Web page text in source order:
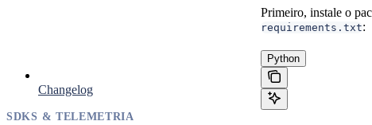
Changelog
SDKS & TELEMETRIA
Primeiro, instale o
requirements.txt:
Python